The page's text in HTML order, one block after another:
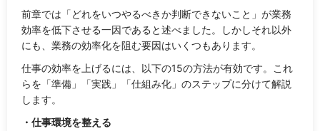
前章では「どれをいつやるべきか判断できないこと」が業務
効率を低下させる一因であると述べました。しかしそれ以外
にも、業務の効率化を阻む要因はいくつもあります。
仕事の効率を上げるには、以下の15の方法が有効です。これ
らを「準備」「実践」「仕組み化」のステップに分けて解説
します。
・仕事環境を整える